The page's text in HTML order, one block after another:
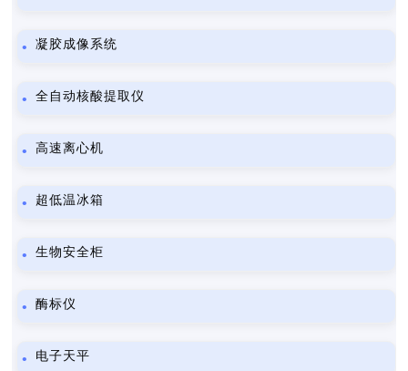
凝胶成像系统
全自动核酸提取仪
高速离心机
超低温冰箱
生物安全柜
酶标仪
电子天平